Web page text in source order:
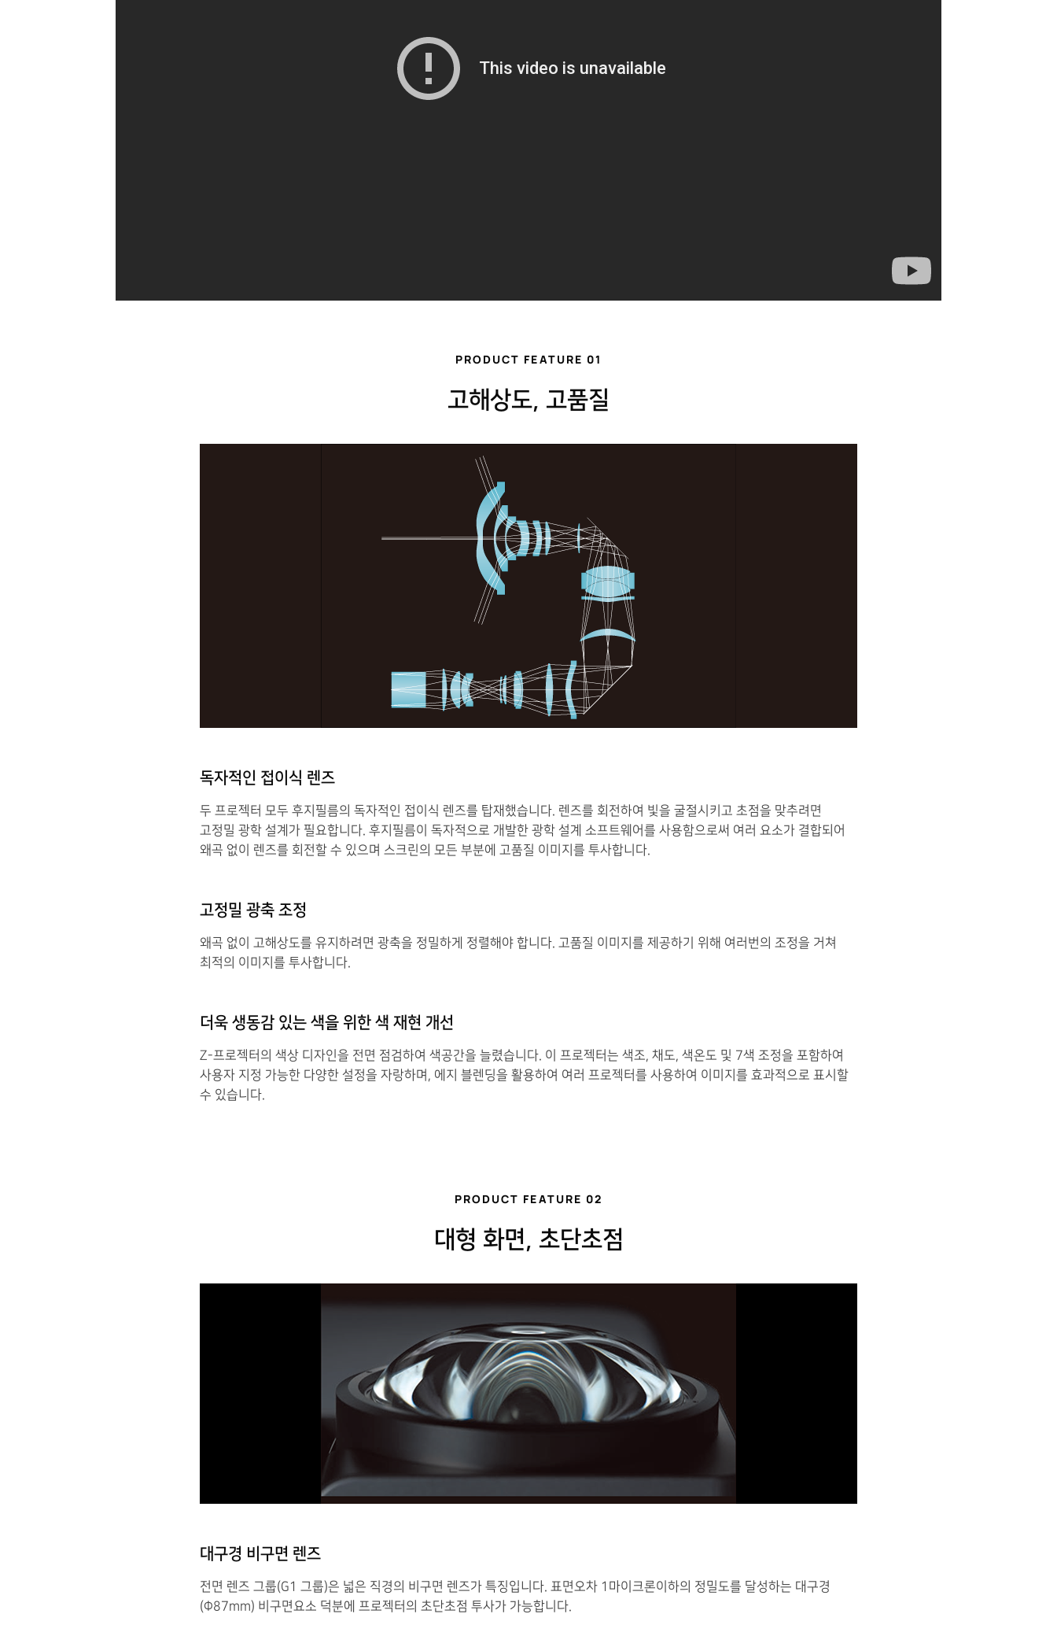
PRODUCT FEATURE 01
고해상도, 고품질
독자적인 접이식 렌즈
두 프로젝터 모두 후지필름의 독자적인 접이식 렌즈를 탑재했습니다. 렌즈를 회전하여 빛을 굴절시키고 초점을 맞추려면
고정밀 광학 설계가 필요합니다. 후지필름이 독자적으로 개발한 광학 설계 소프트웨어를 사용함으로써 여러 요소가 결합되어
왜곡 없이 렌즈를 회전할 수 있으며 스크린의 모든 부분에 고품질 이미지를 투사합니다.
고정밀 광축 조정
왜곡 없이 고해상도를 유지하려면 광축을 정밀하게 정렬해야 합니다. 고품질 이미지를 제공하기 위해 여러번의 조정을 거쳐
최적의 이미지를 투사합니다.
더욱 생동감 있는 색을 위한 색 재현 개선
Z-프로젝터의 색상 디자인을 전면 점검하여 색공간을 늘렸습니다. 이 프로젝터는 색조, 채도, 색온도 및 7색 조정을 포함하여
사용자 지정 가능한 다양한 설정을 자랑하며, 에지 블렌딩을 활용하여 여러 프로젝터를 사용하여 이미지를 효과적으로 표시할
수 있습니다.
PRODUCT FEATURE 02
대형 화면, 초단초점
대구경 비구면 렌즈
전면 렌즈 그룹(G1 그룹)은 넓은 직경의 비구면 렌즈가 특징입니다. 표면오차 1마이크론이하의 정밀도를 달성하는 대구경
(Φ87mm) 비구면요소 덕분에 프로젝터의 초단초점 투사가 가능합니다.